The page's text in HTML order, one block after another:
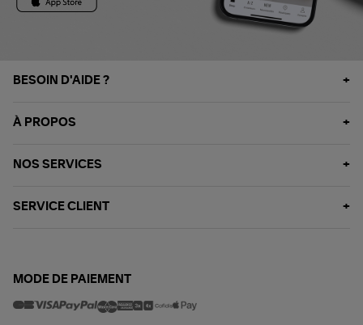
BESOIN D'AIDE ?
À PROPOS
NOS SERVICES
SERVICE CLIENT
MODE DE PAIEMENT